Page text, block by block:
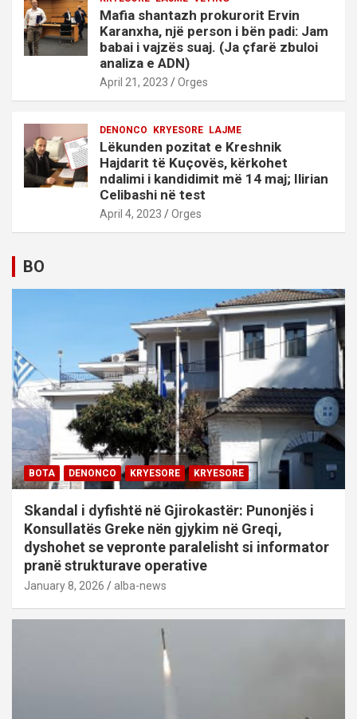
Mafia shantazh prokurorit Ervin
Karanxha, një person i bën padi: Jam
babai i vajzës suaj. (Ja çfarë zbuloi
analiza e ADN)
April 21, 2023 Orges
DENONCO KRYESORE LAJME
Lëkunden pozitat e Kreshnik
Hajdarit të Kuçovës, kërkohet
ndalimi i kandidimit më 14 maj; Ilirian
Celibashi në test
April 4, 2023 Orges
BO
BOTA DENONCO KRYESORE KRYESORE
Skandal i dyfishtë në Gjirokastër: Punonjës i
Konsullatës Greke nën gjykim në Greqi,
dyshohet se vepronte paralelisht si informator
pranë strukturave operative
January 8, 2026 alba-news